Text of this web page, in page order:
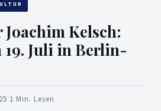
Joachim Kelsch:
19. Juli in Berlin-
1 Min. Lesen